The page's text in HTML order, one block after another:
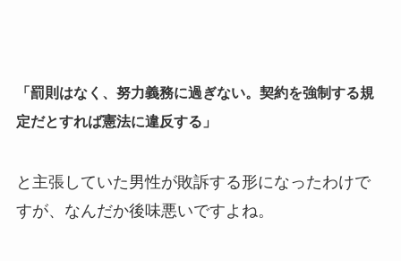
「罰則はなく、努力義務に過ぎない。契約を強制する規
定だとすれば憲法に違反する」
と主張していた男性が敗訴する形になったわけで
すが、なんだか後味悪いですよね。